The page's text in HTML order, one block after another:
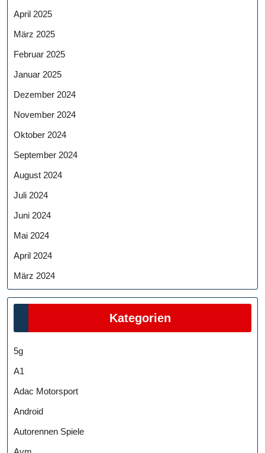
April 2025
März 2025
Februar 2025
Januar 2025
Dezember 2024
November 2024
Oktober 2024
September 2024
August 2024
Juli 2024
Juni 2024
Mai 2024
April 2024
März 2024
Kategorien
5g
A1
Adac Motorsport
Android
Autorennen Spiele